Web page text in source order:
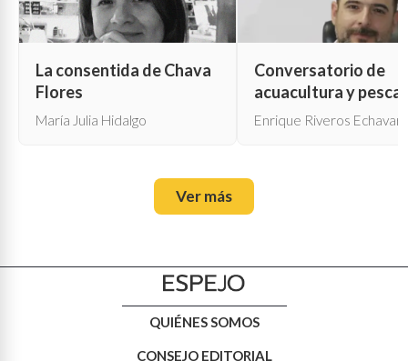
La consentida de Chava
Flores
María Julia Hidalgo
Conversatorio de
acuacultura y pesca
Enrique Riveros
Ver más
QUIÉNES SOMOS
CONSEJO EDITORIAL